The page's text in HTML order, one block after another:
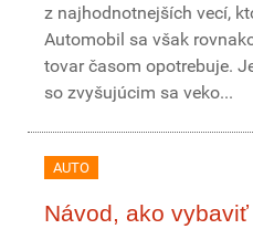
z najhodnotnejších vecí,
Automobil sa však
tovar časom opotrebuje.
so zvyšujúcim sa veko...
AUTO
Návod, ako